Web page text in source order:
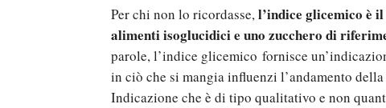
Per chi non lo ricordasse,l’indice glicemico è
alimenti isoglucidici e uno zucchero di
parole, l’indice glicemico fornisce
in ciò che si mangia influenzi l’andamento
Indicazione che è di tipo qualitativo e non